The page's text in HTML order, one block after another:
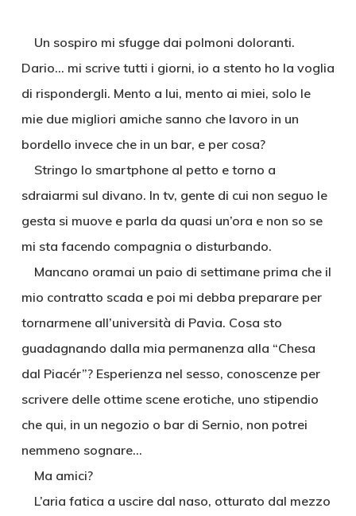
Un sospiro mi sfugge dai polmoni doloranti.
Dario… mi scrive tutti i giorni, io a stento ho la voglia
di rispondergli. Mento a lui, mento ai miei, solo le
mie due migliori amiche sanno che lavoro in un
bordello invece che in un bar, e per cosa?
Stringo lo smartphone al petto e torno a
sdraiarmi sul divano. In tv, gente di cui non seguo le
gesta si muove e parla da quasi un’ora e non so se
mi sta facendo compagnia o disturbando.
Mancano oramai un paio di settimane prima che il
mio contratto scada e poi mi debba preparare per
tornarmene all’università di Pavia. Cosa sto
guadagnando dalla mia permanenza alla “Chesa
dal Piacér”? Esperienza nel sesso, conoscenze per
scrivere delle ottime scene erotiche, uno stipendio
che qui, in un negozio o bar di Sernio, non potrei
nemmeno sognare…
Ma amici?
L’aria fatica a uscire dal naso, otturato dal mezzo